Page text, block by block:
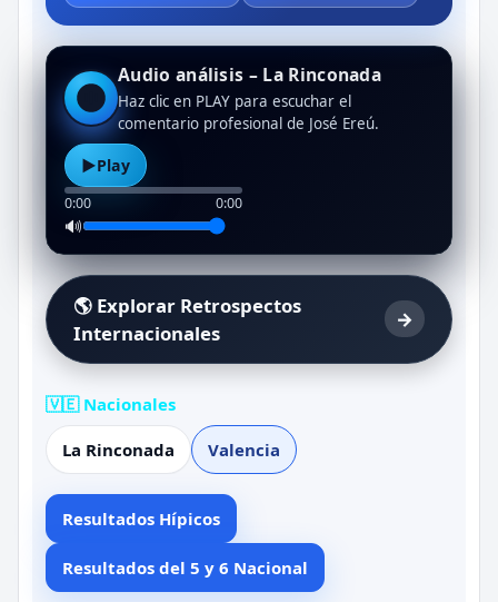
Audio análisis – La Rinconada
Haz clic en PLAY para escuchar el
comentario profesional de José Ereú.
▶Play
0:00 0:00
🔊
🌎 Explorar Retrospectos
Internacionales
→
🇻🇪 Nacionales
La Rinconada Valencia
Resultados Hípicos
Resultados del 5 y 6 Nacional